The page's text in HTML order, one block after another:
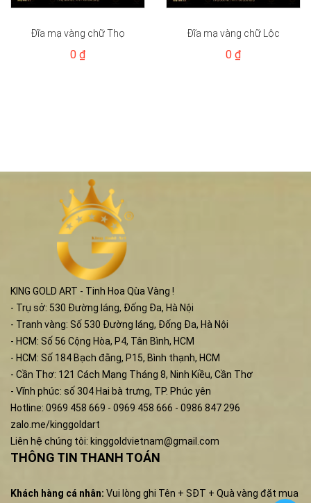
Đĩa mạ vàng chữ Thọ
0 ₫
Đĩa mạ vàng chữ Lộc
0 ₫
KING GOLD ART - Tinh Hoa Qùa Vàng !
- Trụ sở: 530 Đường láng, Đống Đa, Hà Nội
- Tranh vàng: Số 530 Đường láng, Đống Đa, Hà Nội
- HCM: Số 56 Cộng Hòa, P4, Tân Bình, HCM
- HCM: Số 184 Bạch đằng, P15, Bình thạnh, HCM
- Cần Thơ: 121 Cách Mạng Tháng 8, Ninh Kiều, Cần Thơ
- Vĩnh phúc: số 304 Hai bà trưng, TP. Phúc yên
Hotline: 0969 458 669 - 0969 458 666 - 0986 847 296
zalo.me/kinggoldart
Liên hệ chúng tôi: kinggoldvietnam@gmail.com
THÔNG TIN THANH TOÁN
Khách hàng cá nhân: Vui lòng ghi Tên + SĐT + Quà vàng đặt mua